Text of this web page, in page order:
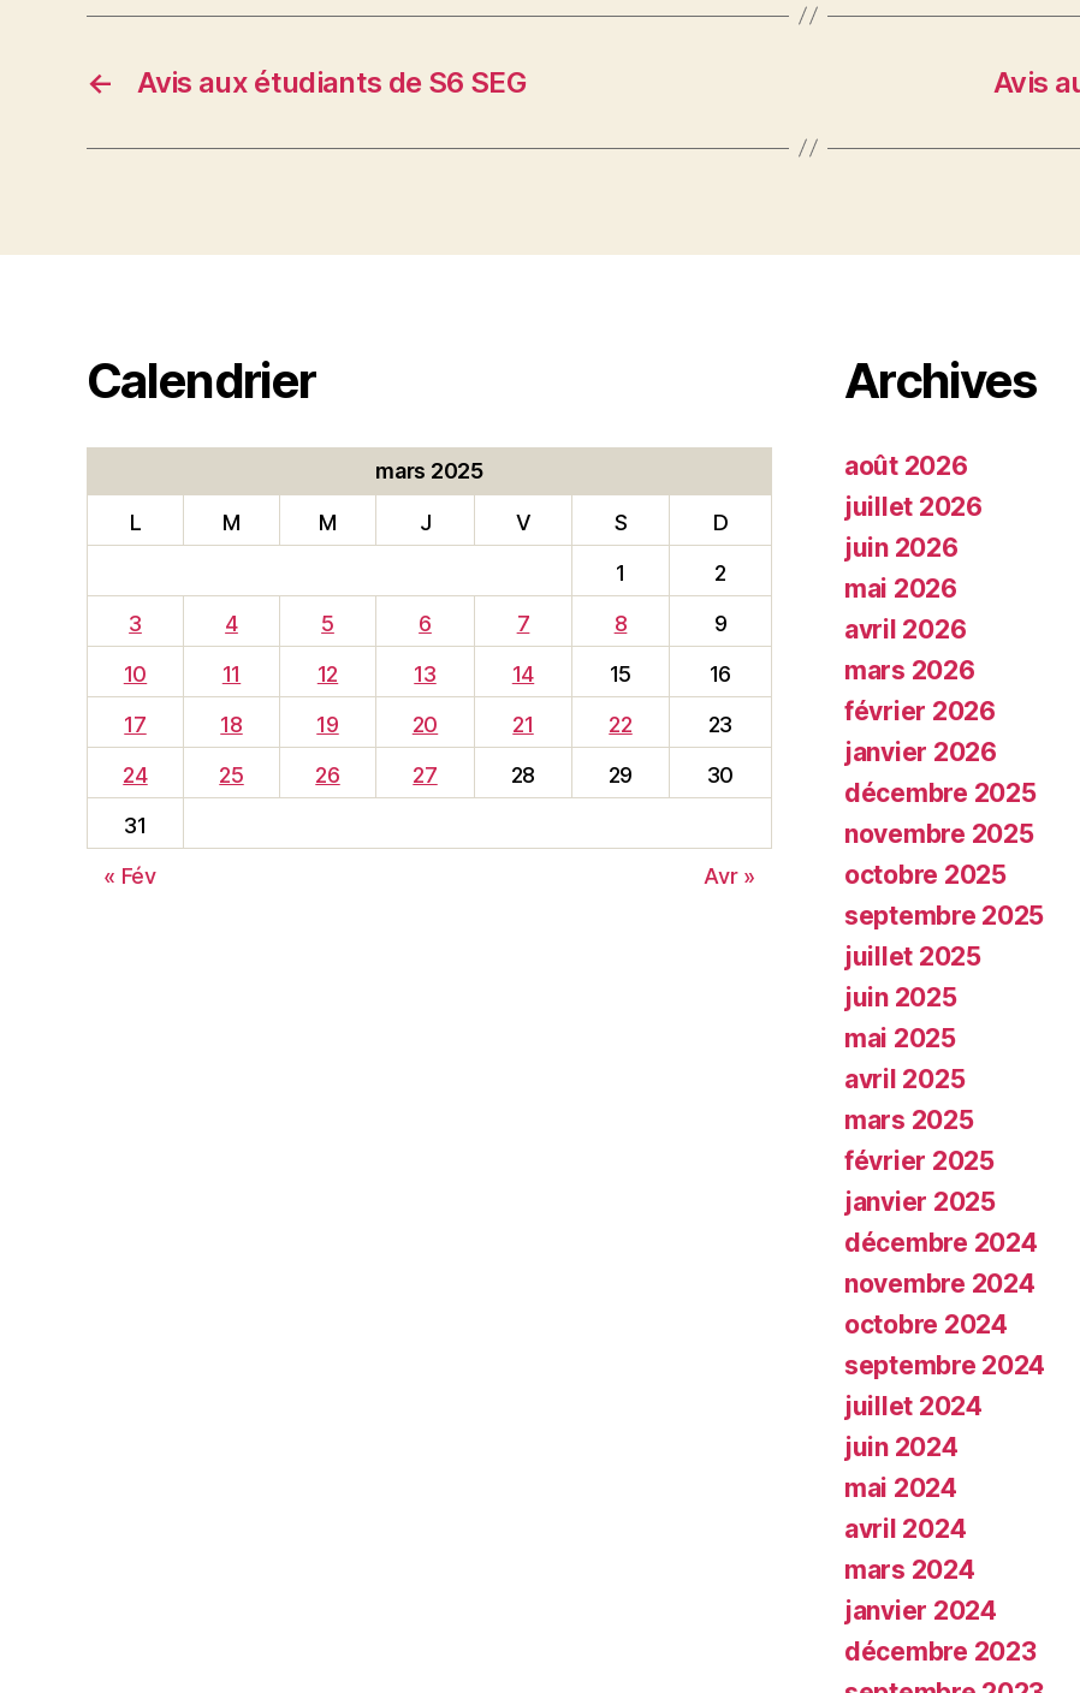
← Avis aux étudiants de S6 SEG Avis
Calendrier
mars 2025
L M M J V S
D
1
2
3
4 5 6 7 8
9
10
11 12 13 14 15
16
17
18 19 20 21 22
23
24
25 26 27 28 29
30
31
« Fév
Avr »
Archives
août 2026
juillet 2026
juin 2026
mai 2026
avril 2026
mars 2026
février 2026
janvier 2026
décembre 2025
novembre 2025
octobre 2025
septembre 2025
juillet 2025
juin 2025
mai 2025
avril 2025
mars 2025
février 2025
janvier 2025
décembre 2024
novembre 2024
octobre 2024
septembre 2024
juillet 2024
juin 2024
mai 2024
avril 2024
mars 2024
janvier 2024
décembre 2023